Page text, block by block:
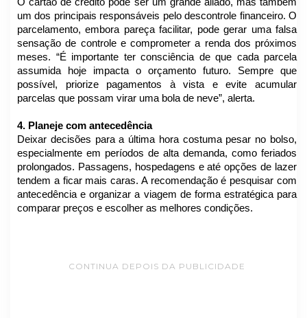
um dos principais responsáveis pelo descontrole financeiro. O
parcelamento, embora pareça facilitar, pode gerar uma falsa
sensação de controle e comprometer a renda dos próximos
meses. “É importante ter consciência de que cada parcela
assumida hoje impacta o orçamento futuro. Sempre que
possível, priorize pagamentos à vista e evite acumular
parcelas que possam virar uma bola de neve”, alerta.
4. Planeje com antecedência
Deixar decisões para a última hora costuma pesar no bolso,
especialmente em períodos de alta demanda, como feriados
prolongados. Passagens, hospedagens e até opções de lazer
tendem a ficar mais caras. A recomendação é pesquisar com
antecedência e organizar a viagem de forma estratégica para
comparar preços e escolher as melhores condições.
CONTINUA DEPOIS DA PUBLICIDADE